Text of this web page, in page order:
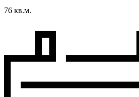
76 кв.м.